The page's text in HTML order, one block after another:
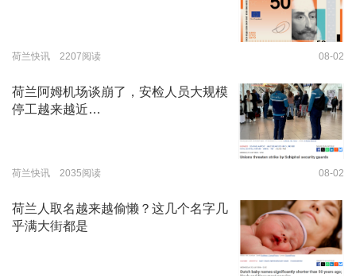
荷兰快讯 2207阅读 08-02
荷兰阿姆机场谈崩了，安检人员大规模
停工越来越近…
荷兰快讯 2035阅读 08-02
荷兰人取名越来越偷懒？这几个名字几
乎满大街都是